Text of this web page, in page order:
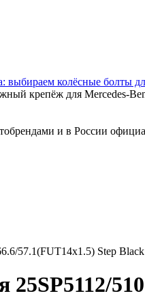
выбираем колёсные болты
крепёж для
и в России
57.1(FUT14x1.5) Step Black
25SP5112/